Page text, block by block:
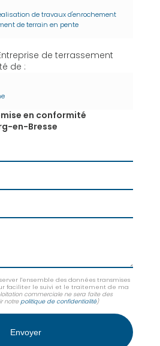
de travaux d'enrochement
de terrain en pente
de terrassement
de :
en conformité
en-Bresse
l'ensemble des données transmises
faciliter le suivi et le traitement de ma
commerciale ne sera faite des
notrepolitique de confidentialité)